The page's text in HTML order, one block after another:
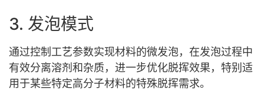
3. 发泡模式
通过控制工艺参数实现材料的微发泡，在发泡过程中
有效分离溶剂和杂质，进一步优化脱挥效果，特别适
用于某些特定高分子材料的特殊脱挥需求。